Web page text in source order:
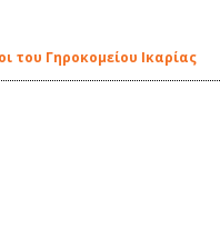
του Γηροκομείου Ικαρίας